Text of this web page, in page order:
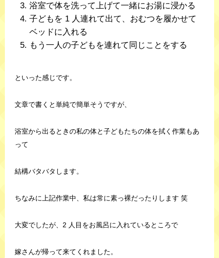
浴室で体を洗って上げて一緒にお湯に浸かる
子どもを 1 人連れて出て、おむつを履かせて
ベッドに入れる
もう一人の子どもを連れて同じことをする
といった感じです。
文章で書くと単純で簡単そうですが、
浴室から出るときの私の体と子どもたちの体を拭く作業もあ
って
結構バタバタします。
ちなみに上記作業中、私は常に素っ裸だったりします 笑
大変でしたが、2 人目をお風呂に入れているところで
嫁さんが帰って来てくれました。